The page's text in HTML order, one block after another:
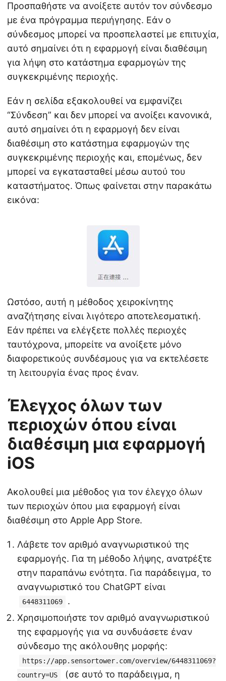
Προσπαθήστε να ανοίξετε αυτόν τον σύνδεσμο
με ένα πρόγραμμα περιήγησης. Εάν ο
σύνδεσμος μπορεί να προσπελαστεί με επιτυχία,
αυτό σημαίνει ότι η εφαρμογή είναι διαθέσιμη
για λήψη στο κατάστημα εφαρμογών της
συγκεκριμένης περιοχής.
Εάν η σελίδα εξακολουθεί να εμφανίζει
“Σύνδεση” και δεν μπορεί να ανοίξει κανονικά,
αυτό σημαίνει ότι η εφαρμογή δεν είναι
διαθέσιμη στο κατάστημα εφαρμογών της
συγκεκριμένης περιοχής και, επομένως, δεν
μπορεί να εγκατασταθεί μέσω αυτού του
καταστήματος. Όπως φαίνεται στην παρακάτω
εικόνα:
Ωστόσο, αυτή η μέθοδος χειροκίνητης
αναζήτησης είναι λιγότερο αποτελεσματική.
Εάν πρέπει να ελέγξετε πολλές περιοχές
ταυτόχρονα, μπορείτε να ανοίξετε μόνο
διαφορετικούς συνδέσμους για να εκτελέσετε
τη λειτουργία ένας προς έναν.
Έλεγχος όλων των
περιοχών όπου είναι
διαθέσιμη μια εφαρμογή
iOS
Ακολουθεί μια μέθοδος για τον έλεγχο όλων
των περιοχών όπου μια εφαρμογή είναι
διαθέσιμη στο Apple App Store.
Λάβετε τον αριθμό αναγνωριστικού της
εφαρμογής. Για τη μέθοδο λήψης, ανατρέξτε
στην παραπάνω ενότητα. Για παράδειγμα, το
αναγνωριστικό του ChatGPT είναι
6448311069
.
Χρησιμοποιήστε τον αριθμό αναγνωριστικού
της εφαρμογής για να συνδυάσετε έναν
σύνδεσμο της ακόλουθης μορφής:
https://app.sensortower.com/overview/6448311069?
country=US
(σε αυτό το παράδειγμα, η